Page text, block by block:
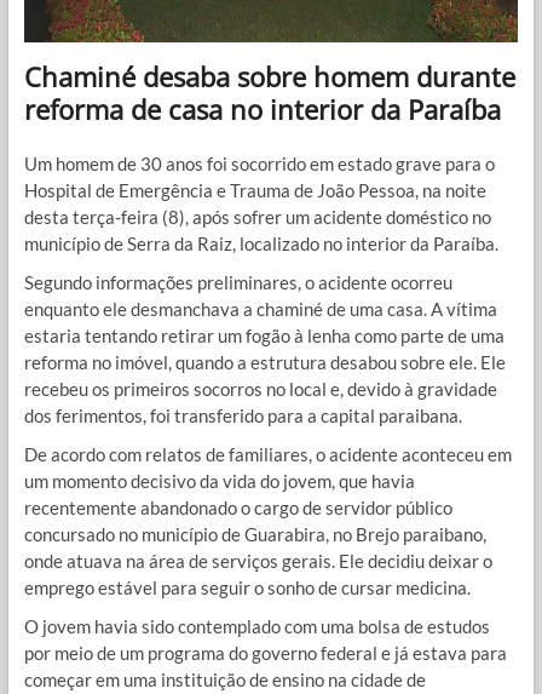
Chaminé desaba sobre homem durante
reforma de casa no interior da Paraíba
Um homem de 30 anos foi socorrido em estado grave para o
Hospital de Emergência e Trauma de João Pessoa, na noite
desta terça-feira (8), após sofrer um acidente doméstico no
município de Serra da Raiz, localizado no interior da Paraíba.
Segundo informações preliminares, o acidente ocorreu
enquanto ele desmanchava a chaminé de uma casa. A vítima
estaria tentando retirar um fogão à lenha como parte de uma
reforma no imóvel, quando a estrutura desabou sobre ele. Ele
recebeu os primeiros socorros no local e, devido à gravidade
dos ferimentos, foi transferido para a capital paraibana.
De acordo com relatos de familiares, o acidente aconteceu em
um momento decisivo da vida do jovem, que havia
recentemente abandonado o cargo de servidor público
concursado no município de Guarabira, no Brejo paraibano,
onde atuava na área de serviços gerais. Ele decidiu deixar o
emprego estável para seguir o sonho de cursar medicina.
O jovem havia sido contemplado com uma bolsa de estudos
por meio de um programa do governo federal e já estava para
começar em uma instituição de ensino na cidade de